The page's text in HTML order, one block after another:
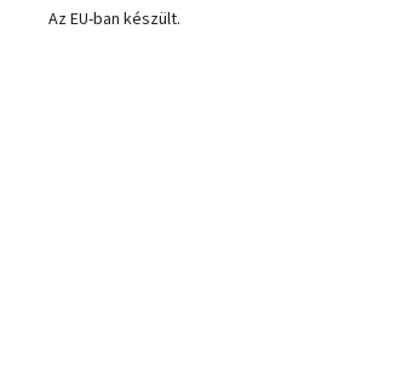
Az EU-ban készült.